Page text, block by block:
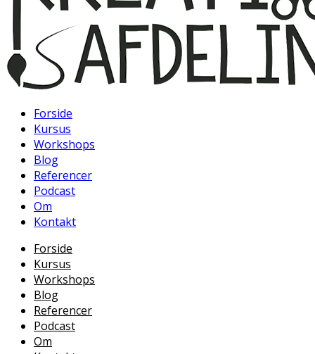
Forside
Kursus
Workshops
Blog
Referencer
Podcast
Om
Kontakt
Forside
Kursus
Workshops
Blog
Referencer
Podcast
Om